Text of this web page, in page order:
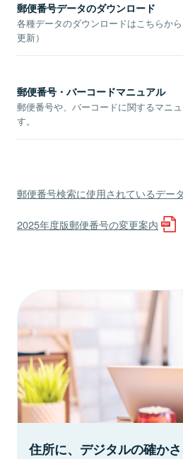
郵便番号データのダウンロード
各種データのダウンロードはこちらか
更新）
郵便番号・バーコードマニュアル
郵便番号や、バーコードに関するマニ
す。
郵便番号検索に使用されているデー
2025年度版郵便番号の変更案内
住所に、デジタルの確かさ